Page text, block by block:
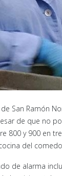
San Ramón
de que no
800 y 900 en
del
de alarma